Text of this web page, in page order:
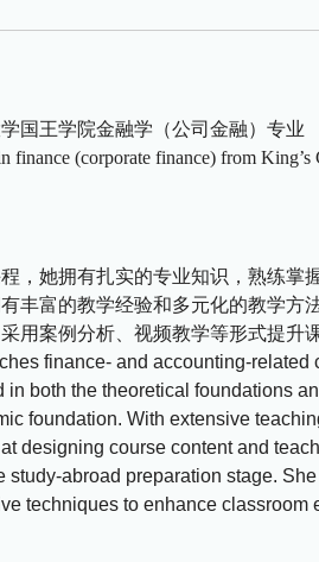
国王学院金融学（公司金融）专业
finance (corporate finance) from
，她拥有扎实的专业知识，熟练掌
丰富的教学经验和多元化的教学方
用案例分析、视频教学等形式提升
finance- and accounting-
both the theoretical foundations
foundation. With extensive
designing course content and
study-abroad preparation stage.
techniques to enhance classroom